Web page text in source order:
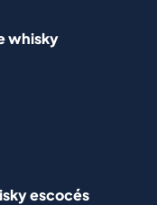
whisky
escocés